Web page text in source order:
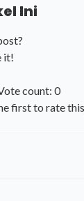
Ini
it!
count: 0
first to rate